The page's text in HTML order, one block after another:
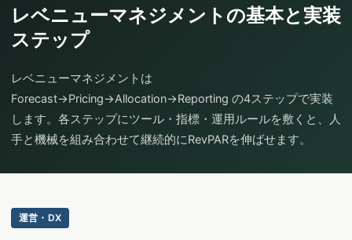
レベニューマネジメントの基本と実装
ステップ
レベニューマネジメントは
Forecast→Pricing→Allocation→Reporting の4ステップで実装
します。各ステップにツール・指標・運用ルールを敷くと、人
手と機械を組み合わせて継続的にRevPARを伸ばせます。
運営・DX